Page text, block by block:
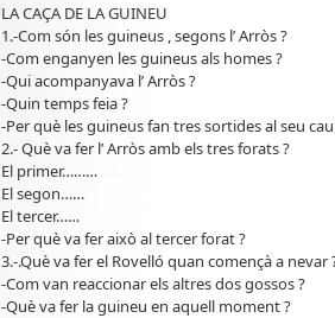
LA CAÇA DE LA GUINEU
1.-Com són les guineus , segons l’ Arròs ?
-Com enganyen les guineus als homes ?
-Qui acompanyava l’ Arròs ?
-Quin temps feia ?
-Per què les guineus fan tres sortides al seu
2.- Què va fer l’ Arròs amb els tres forats ?
El primer………
El segon……
El tercer……
-Per què va fer això al tercer forat ?
3.-.Què va fer el Rovelló quan començà a nevar
-Com van reaccionar els altres dos gossos ?
-Què va fer la guineu en aquell moment ?